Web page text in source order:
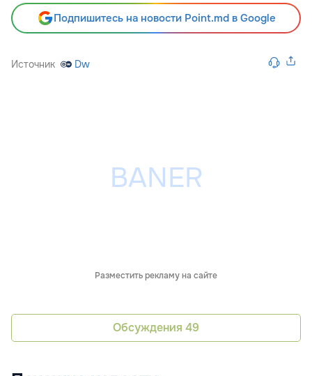
Подпишитесь на новости Point.md в Google
Источник Dw
Разместить рекламу на сайте
Обсуждения 49